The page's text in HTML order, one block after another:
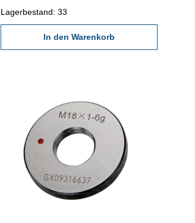
Lagerbestand: 33
In den Warenkorb